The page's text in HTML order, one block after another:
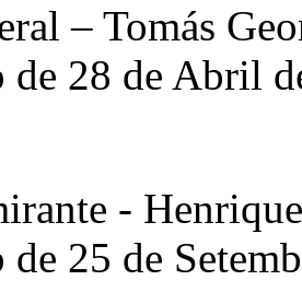
– Tomás
de 28 de Abril
- Henrique
de 25 de